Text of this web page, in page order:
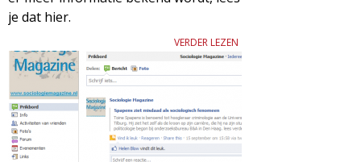
M
a
g
a
je dat hier.
VERDER LEZEN